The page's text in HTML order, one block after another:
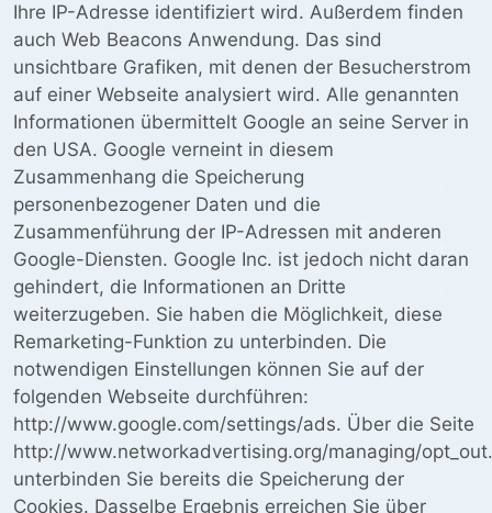
Ihre IP-Adresse identifiziert wird. Außerdem finden
auch Web Beacons Anwendung. Das sind
unsichtbare Grafiken, mit denen der Besucherstrom
auf einer Webseite analysiert wird. Alle genannten
Informationen übermittelt Google an seine Server in
den USA. Google verneint in diesem
Zusammenhang die Speicherung
personenbezogener Daten und die
Zusammenführung der IP-Adressen mit anderen
Google-Diensten. Google Inc. ist jedoch nicht daran
gehindert, die Informationen an Dritte
weiterzugeben. Sie haben die Möglichkeit, diese
Remarketing-Funktion zu unterbinden. Die
notwendigen Einstellungen können Sie auf der
folgenden Webseite durchführen:
http://www.google.com/settings/ads. Über die Seite
http://www.networkadvertising.org/managing/
unterbinden Sie bereits die Speicherung der
Cookies. Dasselbe Ergebnis erreichen Sie über